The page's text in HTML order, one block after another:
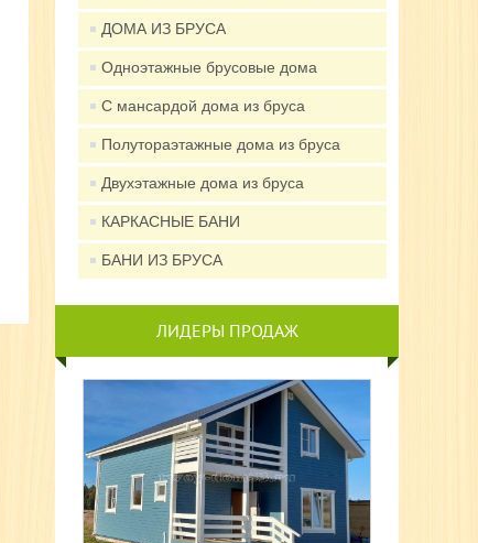
ДОМА ИЗ БРУСА
Одноэтажные брусовые дома
С мансардой дома из бруса
Полутораэтажные дома из бруса
Двухэтажные дома из бруса
КАРКАСНЫЕ БАНИ
БАНИ ИЗ БРУСА
ЛИДЕРЫ ПРОДАЖ